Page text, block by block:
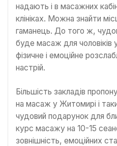
надають і в масажних
клініках. Можна знайти
гаманець. До того ж,
буде масаж для чоловіків
фізичне і емоційне
настрій.
Більшість закладів
на масаж у Житомирі і
чудовий подарунок для
курс масажу на 10-15
зовнішність, емоційних